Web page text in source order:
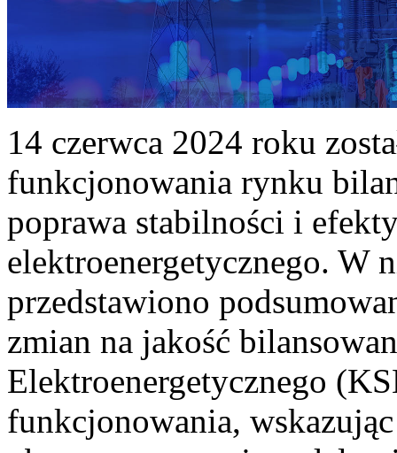
14 czerwca 2024 roku
funkcjonowania rynku
poprawa stabilności i
elektroenergetycznego. W
przedstawiono
zmian na jakość
Elektroenergetycznego
funkcjonowania,